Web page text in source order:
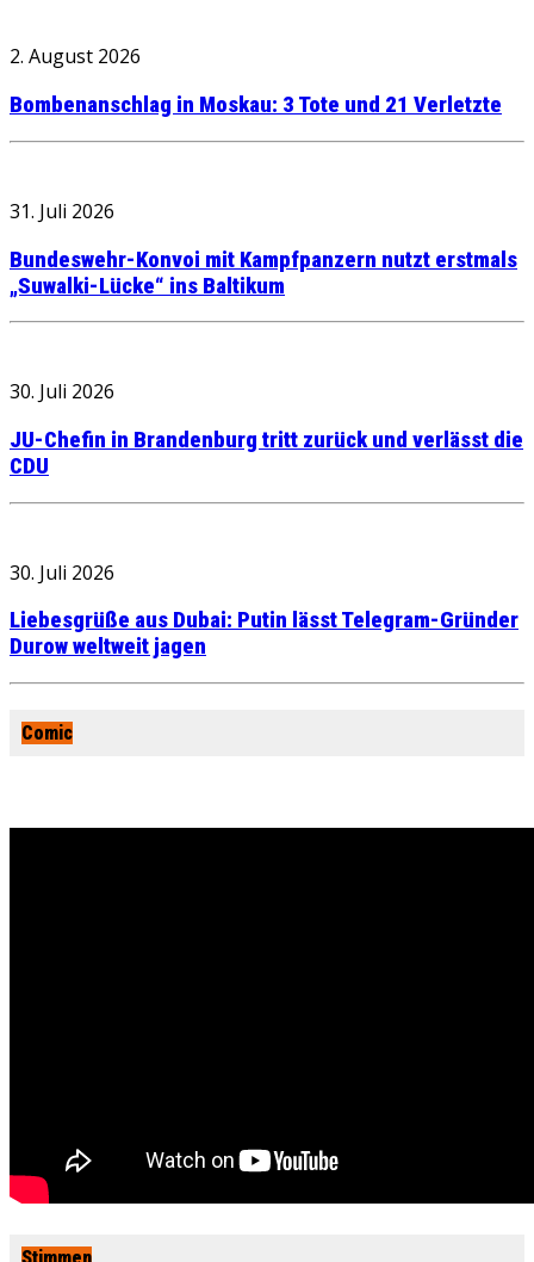
2. August 2026
Bombenanschlag in Moskau: 3 Tote und 21 Verletzte
31. Juli 2026
Bundeswehr-Konvoi mit Kampfpanzern nutzt erstmals
„Suwalki-Lücke“ ins Baltikum
30. Juli 2026
JU-Chefin in Brandenburg tritt zurück und verlässt die
CDU
30. Juli 2026
Liebesgrüße aus Dubai: Putin lässt Telegram-Gründer
Durow weltweit jagen
Comic